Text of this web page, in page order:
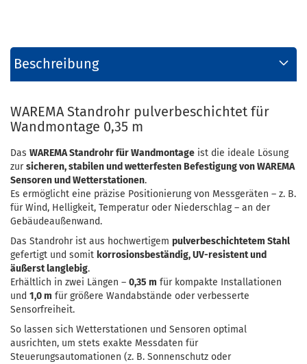
Beschreibung
WAREMA Standrohr pulverbeschichtet für
Wandmontage 0,35 m
Das WAREMA Standrohr für Wandmontage ist die ideale Lösung
zursicheren, stabilen und wetterfesten Befestigung von WAREMA
Sensoren und Wetterstationen.
Es ermöglicht eine präzise Positionierung von Messgeräten – z. B.
für Wind, Helligkeit, Temperatur oder Niederschlag – an der
Gebäudeaußenwand.
Das Standrohr ist aus hochwertigem pulverbeschichtetem Stahl
gefertigt und somit korrosionsbeständig, UV-resistent und
äußerst langlebig.
Erhältlich in zwei Längen – 0,35 m für kompakte Installationen
und 1,0 m für größere Wandabstände oder verbesserte
Sensorfreiheit.
So lassen sich Wetterstationen und Sensoren optimal
ausrichten, um stets exakte Messdaten für
Steuerungsautomationen (z. B. Sonnenschutz oder